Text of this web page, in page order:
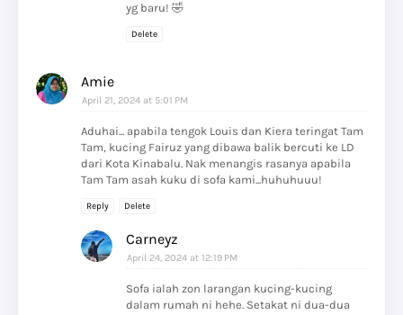
yg baru! 🤣
Delete
Amie
April 21, 2024 at 5:01 PM
Aduhai... apabila tengok Louis dan Kiera teringat Tam
Tam, kucing Fairuz yang dibawa balik bercuti ke LD
dari Kota Kinabalu. Nak menangis rasanya apabila
Tam Tam asah kuku di sofa kami...huhuhuuu!
Reply Delete
Carneyz
April 24, 2024 at 12:19 PM
Sofa ialah zon larangan kucing-kucing
dalam rumah ni hehe. Setakat ni dua-dua